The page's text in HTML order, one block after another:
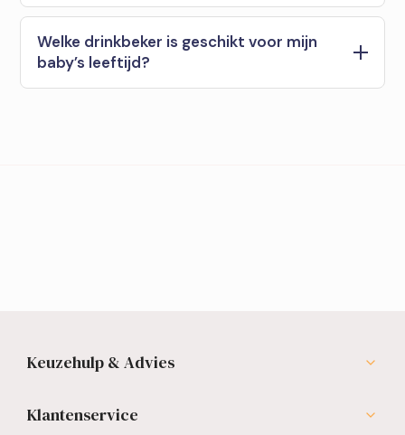
Welke drinkbeker is geschikt voor mijn
baby’s leeftijd?
Keuzehulp & Advies
Klantenservice